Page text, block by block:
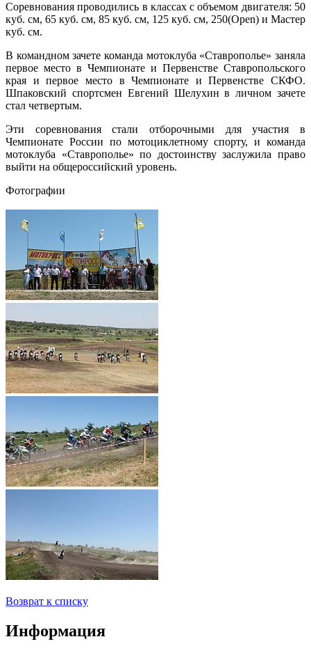
Соревнования проводились в классах с объемом двигателя: 50
куб. см, 65 куб. см, 85 куб. см, 125 куб. см, 250(Open) и Мастер
куб. см.
В командном зачете команда мотоклуба «Ставрополье» заняла
первое место в Чемпионате и Первенстве Ставропольского
края и первое место в Чемпионате и Первенстве СКФО.
Шпаковский спортсмен Евгений Шелухин в личном зачете
стал четвертым.
Эти соревнования стали отборочными для участия в
Чемпионате России по мотоциклетному спорту, и команда
мотоклуба «Ставрополье» по достоинству заслужила право
выйти на общероссийский уровень.
Фотографии
Возврат к списку
Информация